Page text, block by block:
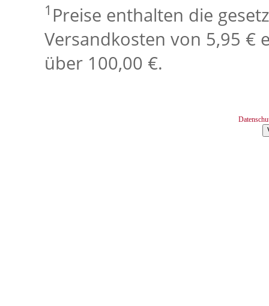
1 Preise enthalten die
Versandkosten von 5,95 €
über 100,00 €.